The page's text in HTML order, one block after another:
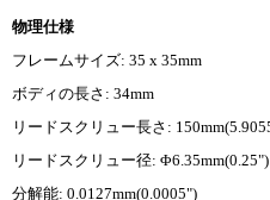
物理仕様
フレームサイズ: 35 x 35mm
ボディの長さ: 34mm
リードスクリュー長さ:
リードスクリュー径: Φ6.35mm(0.25")
分解能: 0.0127mm(0.0005")